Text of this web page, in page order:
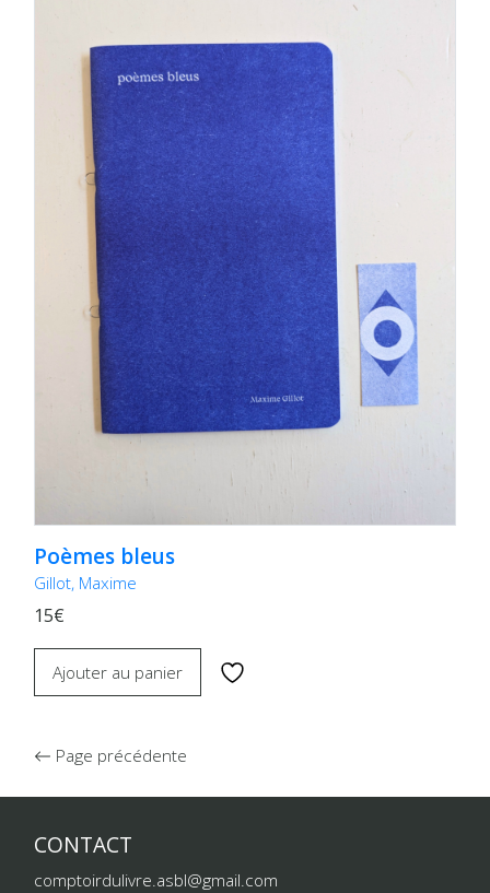
Poèmes bleus
Gillot, Maxime
15€
Ajouter au panier
Page précédente
CONTACT
comptoirdulivre.asbl@gmail.com